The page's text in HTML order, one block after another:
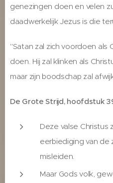
genezingen doen en velen
daadwerkelijk Jezus is die
"Satan zal zich voordoen als
doen. Hij zal klinken als
maar zijn boodschap zal
De Grote Strijd, hoofdstuk
Deze valse Christus
eerbiediging van de
misleiden.
Maar Gods volk,